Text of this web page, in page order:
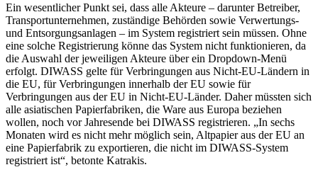
Ein wesentlicher Punkt sei, dass alle Akteure – darunter Betreiber,
Transportunternehmen, zuständige Behörden sowie Verwertungs-
und Entsorgungsanlagen – im System registriert sein müssen. Ohne
eine solche Registrierung könne das System nicht funktionieren, da
die Auswahl der jeweiligen Akteure über ein Dropdown-Menü
erfolgt. DIWASS gelte für Verbringungen aus Nicht-EU-Ländern in
die EU, für Verbringungen innerhalb der EU sowie für
Verbringungen aus der EU in Nicht-EU-Länder. Daher müssten sich
alle asiatischen Papierfabriken, die Ware aus Europa beziehen
wollen, noch vor Jahresende bei DIWASS registrieren. „In sechs
Monaten wird es nicht mehr möglich sein, Altpapier aus der EU an
eine Papierfabrik zu exportieren, die nicht im DIWASS-System
registriert ist“, betonte Katrakis.